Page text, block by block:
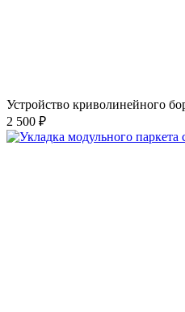
Устройство криволинейного
2 500 ₽